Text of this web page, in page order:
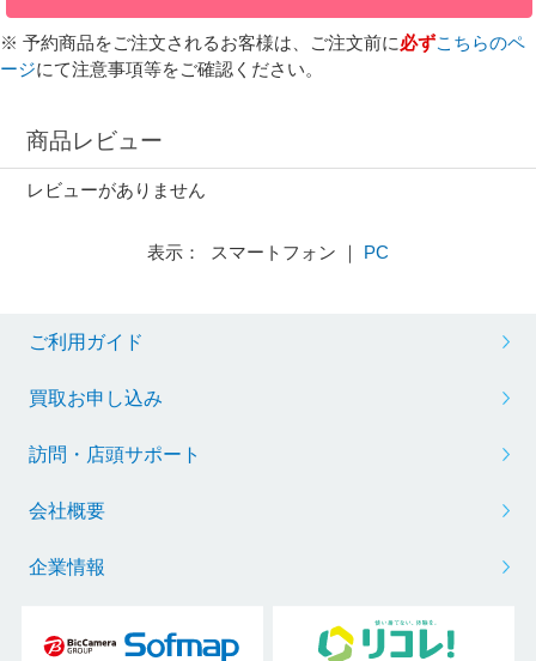
※ 予約商品をご注文されるお客様は、ご注文前に必ずこちらのペ
ージにて注意事項等をご確認ください。
商品レビュー
レビューがありません
表示： スマートフォン ｜ PC
ご利用ガイド
買取お申し込み
訪問・店頭サポート
会社概要
企業情報